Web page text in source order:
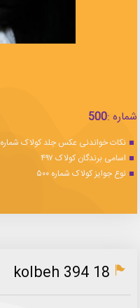
شماره :500
نکات خواندنی عکس جلد کولاک شماره
اسامی برندگان کولاک ۴۹۷
نوع جوایز کولاک شماره ۵۰۰
kolbeh 394 18